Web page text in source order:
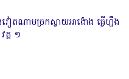
តណាមច្រកស្វាយអាង៉ោង ធ្វើហ្នឹង
គ្គ ១